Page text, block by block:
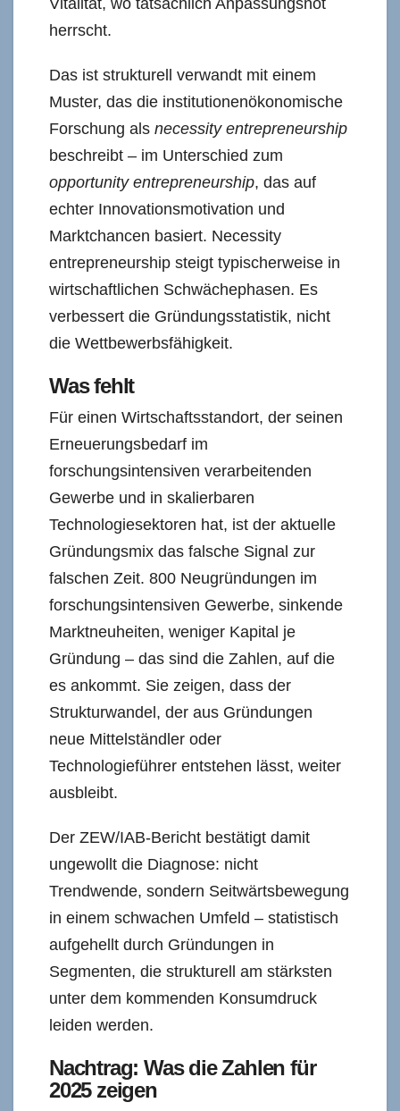
herrscht.
Das ist strukturell verwandt mit einem
Muster, das die institutionenökonomische
Forschung als necessity entrepreneurship
beschreibt – im Unterschied zum
opportunity entrepreneurship, das auf
echter Innovationsmotivation und
Marktchancen basiert. Necessity
entrepreneurship steigt typischerweise in
wirtschaftlichen Schwächephasen. Es
verbessert die Gründungsstatistik, nicht
die Wettbewerbsfähigkeit.
Was fehlt
Für einen Wirtschaftsstandort, der seinen
Erneuerungsbedarf im
forschungsintensiven verarbeitenden
Gewerbe und in skalierbaren
Technologiesektoren hat, ist der aktuelle
Gründungsmix das falsche Signal zur
falschen Zeit. 800 Neugründungen im
forschungsintensiven Gewerbe, sinkende
Marktneuheiten, weniger Kapital je
Gründung – das sind die Zahlen, auf die
es ankommt. Sie zeigen, dass der
Strukturwandel, der aus Gründungen
neue Mittelständler oder
Technologieführer entstehen lässt, weiter
ausbleibt.
Der ZEW/IAB-Bericht bestätigt damit
ungewollt die Diagnose: nicht
Trendwende, sondern Seitwärtsbewegung
in einem schwachen Umfeld – statistisch
aufgehellt durch Gründungen in
Segmenten, die strukturell am stärksten
unter dem kommenden Konsumdruck
leiden werden.
Nachtrag: Was die Zahlen für
2025 zeigen